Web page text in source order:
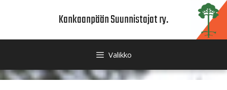
Kankaanpään Suunnistajat ry.
Valikko